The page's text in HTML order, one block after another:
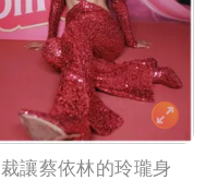
讓蔡依林的玲瓏身